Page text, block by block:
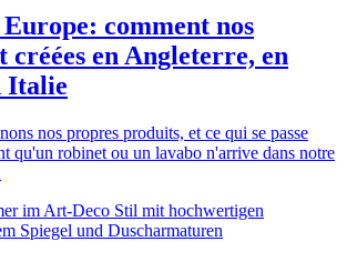
comment nos
créées en Angleterre, en
Italie
nos propres produits, et ce qui se passe
qu'un robinet ou un lavabo n'arrive dans notre